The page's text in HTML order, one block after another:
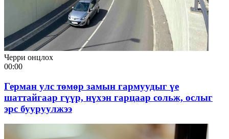
Черри онцлох
00:00
Герман улс төмөр замын гармуудыг үе
шаттайгаар гүүр, нүхэн гарцаар сольж, ослыг
эрс бууруулжээ